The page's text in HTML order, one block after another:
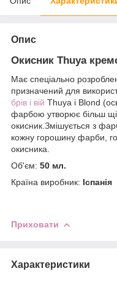
Опис
Окисник Thuya
Має спеціально
призначений для
брів і вій Thuya і Blond
фарбою утворює більш
окисник.Змішується з
кожну горошину фарби,
окисника.
Об'єм: 50 мл.
Країна виробник: Іспанія
Приховати
Характеристики